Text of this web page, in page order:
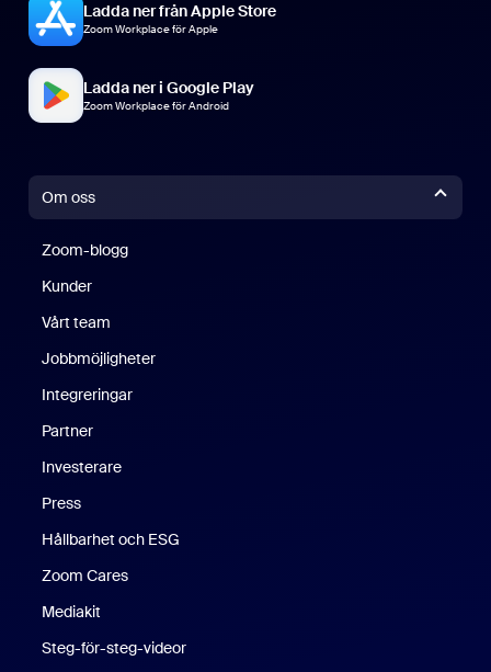
Ladda ner från Apple Store
Zoom Workplace för Apple
Ladda ner i Google Play
Zoom Workplace för Android
Om oss
Zoom-blogg
Kunder
Vårt team
Jobbmöjligheter
Integreringar
Partner
Investerare
Press
Hållbarhet och ESG
Zoom Cares
Mediakit
Steg-för-steg-videor